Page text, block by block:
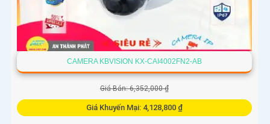
CAMERA KBVISION KX-CAI4002FN2-AB
Giá Bán: 6,352,000 ₫
Giá Khuyến Mại: 4,128,800 ₫